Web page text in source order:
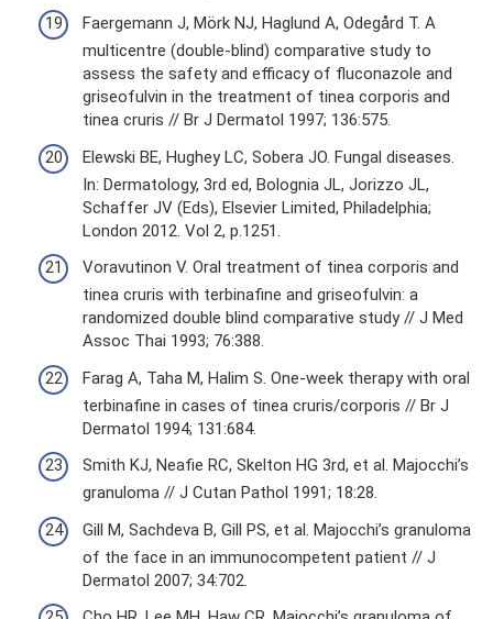
Faergemann J, Mörk NJ, Haglund A, Odegård T. A
multicentre (double-blind) comparative study to
assess the safety and efficacy of fluconazole and
griseofulvin in the treatment of tinea corporis and
tinea cruris // Br J Dermatol 1997; 136:575.
Elewski BE, Hughey LC, Sobera JO. Fungal diseases.
In: Dermatology, 3rd ed, Bolognia JL, Jorizzo JL,
Schaffer JV (Eds), Elsevier Limited, Philadelphia;
London 2012. Vol 2, p.1251.
Voravutinon V. Oral treatment of tinea corporis and
tinea cruris with terbinafine and griseofulvin: a
randomized double blind comparative study // J Med
Assoc Thai 1993; 76:388.
Farag A, Taha M, Halim S. One-week therapy with oral
terbinafine in cases of tinea cruris/corporis // Br J
Dermatol 1994; 131:684.
Smith KJ, Neafie RC, Skelton HG 3rd, et al. Majocchi’s
granuloma // J Cutan Pathol 1991; 18:28.
Gill M, Sachdeva B, Gill PS, et al. Majocchi’s granuloma
of the face in an immunocompetent patient // J
Dermatol 2007; 34:702.